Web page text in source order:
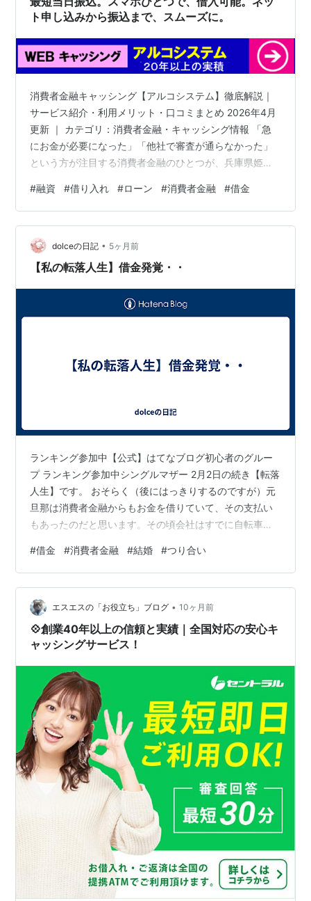
ト申し込みから振込まで、スムーズに。
消費者金融キャッシング【アルコシステム】徹底解説｜
サービス紹介・利用メリット・口コミまとめ 2026年4月
更新 ｜ カテゴリ：消費者金融・キャッシング情報 「急
にお金が必要になった」「他社で審査が通らなかった」
という方が注目する消費者金融のひとつが、兵庫県姫路
業の老舗キャッシング会社で、振込型キャッシングの先
駆けとして40年以上の実績を誇ります。本記事では、ア
ルコシステムのサービス内容・利用メリット・実際の口
コミを詳しく解説します。 アルコシステムの基本情報 ア
ルコシステムは正規の貸金業者として登録されており、
#融資 #借り入れ #ローン #消費者金融 #借金
dolceの日記 • 5ヶ月前
【私の転落人生】借金発覚・・
ランキング参加中【公式】はてなブログ初心者のグルー
プ ランキング参加中シングルマザー 2月2日の続き【転落
人生】です。 おそらく（後にはっきりするのですが）元
旦那は消費者金融からもお金を借りていて、その支払い
もあったのだと思います。その頃会社はすでに自転車操
ようです。 私が実家に話すと、父親が「自分が貸せば利
子はつかないから」とかなりな金額を貸してくれて、私
は泣いて謝りました・・。 そのうち元旦那は消費者金融
のブラックリストに載ってしまったようで、借入が出来
なくなり、私に借りてこいと言いました。 その時の私も
本当にバカで、自分の借金になるとい…
#借金 #消費者金融 #結婚 #つり合い
エスエスの「お役立ち」ブログ • 10ヶ月前
💠創業40年以上の信頼と実績｜全国対応の安心キ
ャッシングサービス！